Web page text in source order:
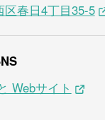
春日4丁目35-5
Webサイト